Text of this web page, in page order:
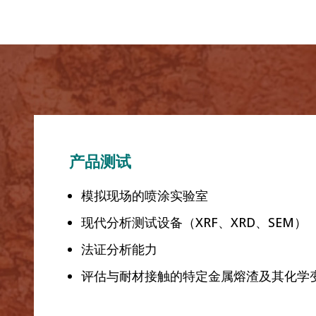
产品测试
模拟现场的喷涂实验室
现代分析测试设备（XRF、XRD、SEM）
法证分析能力
评估与耐材接触的特定金属熔渣及其化学